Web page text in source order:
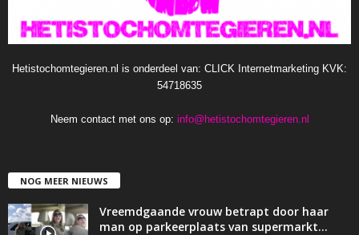
Hetistochomtegieren.nl is onderdeel van: CLICK Internetmarketing KVK:
54718635
Neem contact met ons op: info@hetistochomtegieren.nl
NOG MEER NIEUWS
Vreemdgaande vrouw betrapt door haar
man op parkeerplaats van supermarkt…